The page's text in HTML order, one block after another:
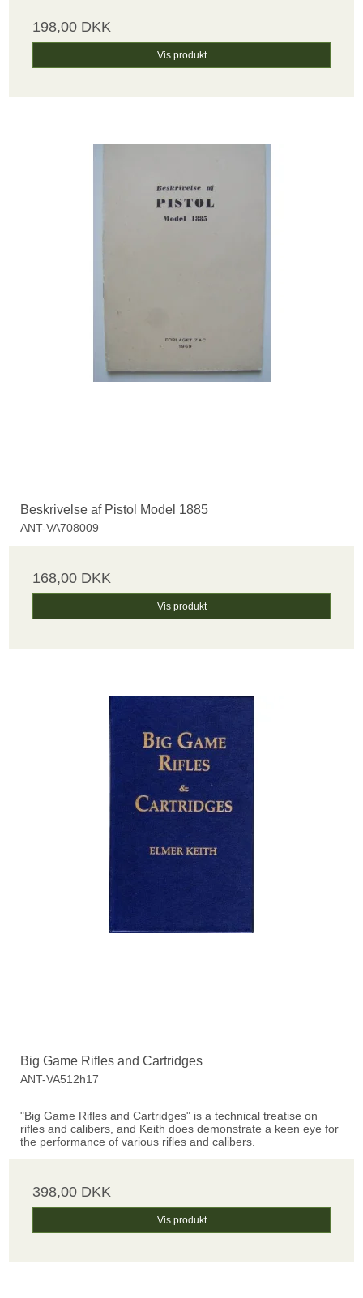
198,00 DKK
Vis produkt
Beskrivelse af Pistol Model 1885
ANT-VA708009
168,00 DKK
Vis produkt
Big Game Rifles and Cartridges
ANT-VA512h17
"Big Game Rifles and Cartridges" is a technical treatise on
rifles and calibers, and Keith does demonstrate a keen eye for
the performance of various rifles and calibers.
398,00 DKK
Vis produkt